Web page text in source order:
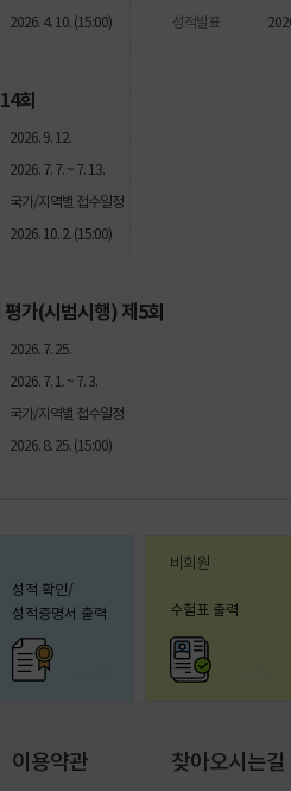
2026. 4. 10. (15:00)
성적발표
회
2026. 9. 12.
2026. 7. 7. ~ 7. 13.
국가/지역별 접수일정
2026. 10. 2. (15:00)
가(시범시행) 제5회
2026. 7. 25.
2026. 7. 1. ~ 7. 3.
국가/지역별 접수일정
2026. 8. 25. (15:00)
성적 확인/
성적증명서 출력
비회원
수험표 출력
이용약관 찾아오시는길